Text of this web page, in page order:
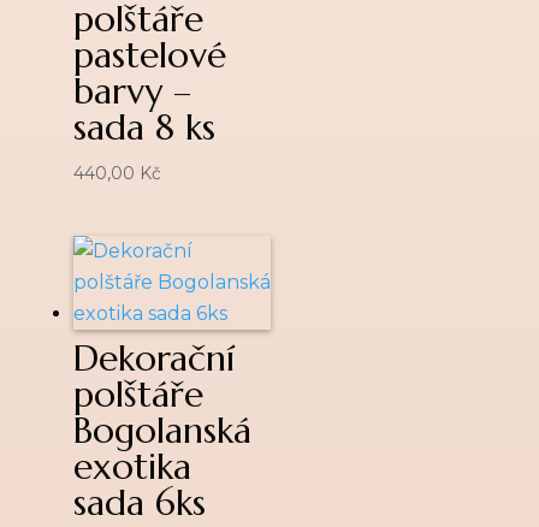
polštáře
pastelové
barvy –
sada 8 ks
440,00 Kč
Dekorační
polštáře
Bogolanská
exotika
sada 6ks